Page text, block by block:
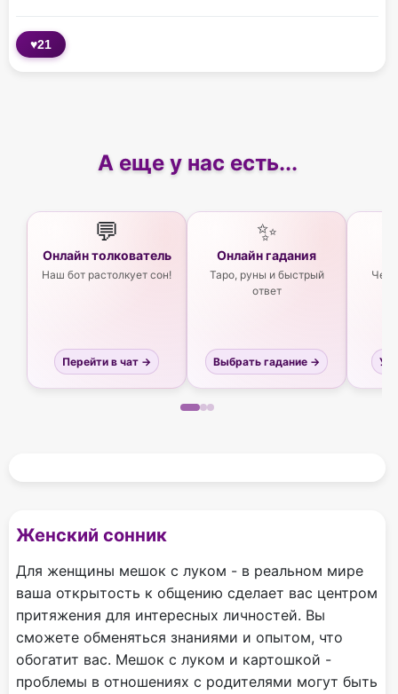
♥21
А еще у нас есть...
💬
Онлайн толкователь
Наш бот растолкует сон!
Перейти в чат →
✨
Онлайн гадания
Таро, руны и быстрый
ответ
Выбрать гадание →
Женский сонник
Для женщины мешок с луком - в реальном мире
ваша открытость к общению сделает вас центром
притяжения для интересных личностей. Вы
сможете обменяться знаниями и опытом, что
обогатит вас. Мешок с луком и картошкой -
проблемы в отношениях с родителями могут быть